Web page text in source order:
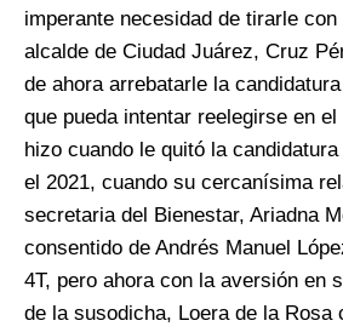
imperante necesidad de tirarle
alcalde de Ciudad Juárez, Cruz
de ahora arrebatarle la
que pueda intentar reelegirse en
hizo cuando le quitó la
el 2021, cuando su cercanísima
secretaria del Bienestar, Ariadna
consentido de Andrés Manuel
4T, pero ahora con la aversión en
de la susodicha, Loera de la Rosa